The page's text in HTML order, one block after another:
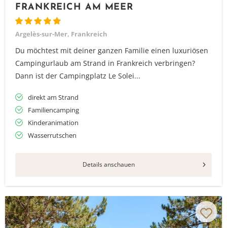
FRANKREICH AM MEER
Argelès-sur-Mer, Frankreich
Du möchtest mit deiner ganzen Familie einen luxuriösen
Campingurlaub am Strand in Frankreich verbringen?
Dann ist der Campingplatz Le Solei...
direkt am Strand
Familiencamping
Kinderanimation
Wasserrutschen
Details anschauen